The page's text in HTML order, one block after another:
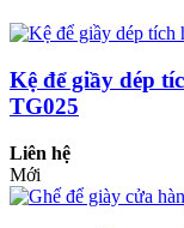
Kệ để giầy dép
TG025
Liên hệ
Mới